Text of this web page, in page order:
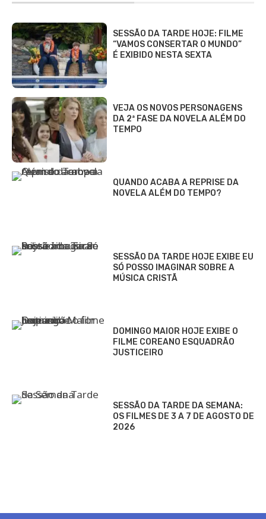
SESSÃO DA TARDE HOJE: FILME
“VAMOS CONSERTAR O MUNDO”
É EXIBIDO NESTA SEXTA
VEJA OS NOVOS PERSONAGENS
DA 2ª FASE DA NOVELA ALÉM DO
TEMPO
QUANDO ACABA A REPRISE DA
NOVELA ALÉM DO TEMPO?
SESSÃO DA TARDE HOJE EXIBE EU
SÓ POSSO IMAGINAR SOBRE A
MÚSICA CRISTÃ
DOMINGO MAIOR HOJE EXIBE O
FILME COREANO ESQUADRÃO
JUSTICEIRO
SESSÃO DA TARDE DA SEMANA:
OS FILMES DE 3 A 7 DE AGOSTO DE
2026